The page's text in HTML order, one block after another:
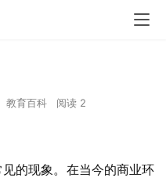
教育百科 阅读 2
的现象。在当今的商业环